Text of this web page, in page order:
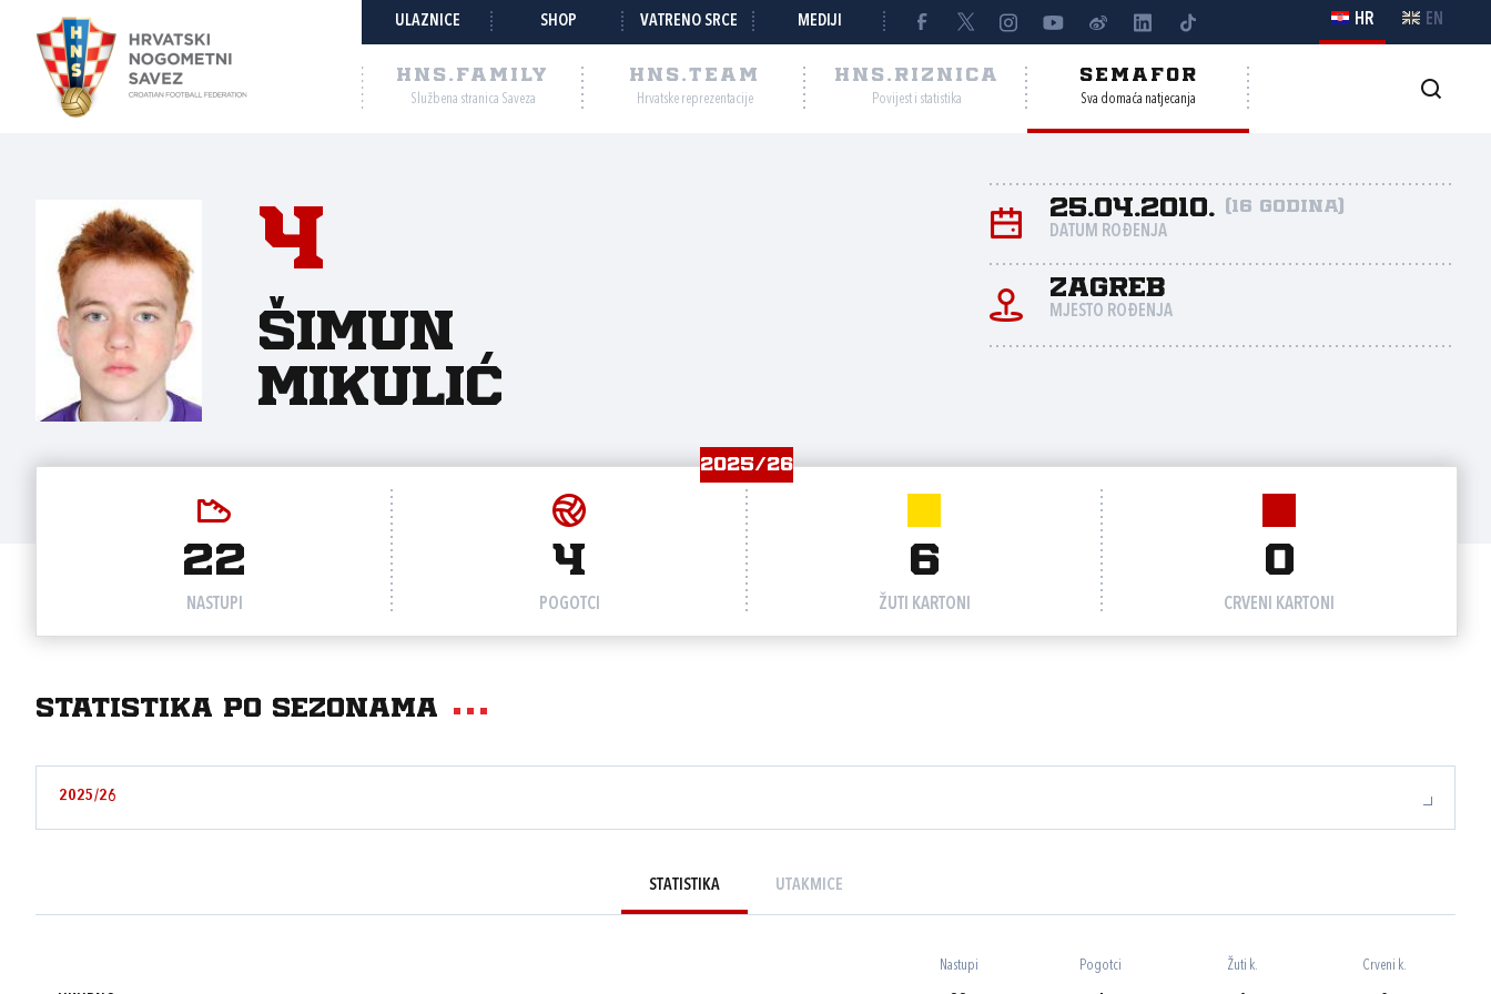
ULAZNICE SHOP VATRENO SRCE MEDIJI HR EN
HNS.FAMILY
Službena stranica Saveza
HNS.TEAM
Hrvatske reprezentacije
HNS.RIZNICA
Povijest i statistika
SEMAFOR
Sva domaća natjecanja
4
Šimun
Mikulić
25.04.2010. (16 godina)
DATUM ROĐENJA
Zagreb
MJESTO ROĐENJA
2025/26
22
NASTUPI
4
POGOTCI
6
ŽUTI KARTONI
0
CRVENI KARTONI
Statistika po sezonama
2025/26
STATISTIKA UTAKMICE
Nastupi Pogotci Žuti k. Crveni k.